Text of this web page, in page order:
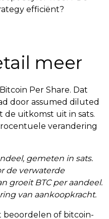
efficiënt?
meer
Per Share. Dat
door assumed diluted
uitkomst uit in sats.
verandering
gemeten in sats.
de verwaterde
groeit BTC per aandeel.
van aankoopkracht.
beoordelen of bitcoin-